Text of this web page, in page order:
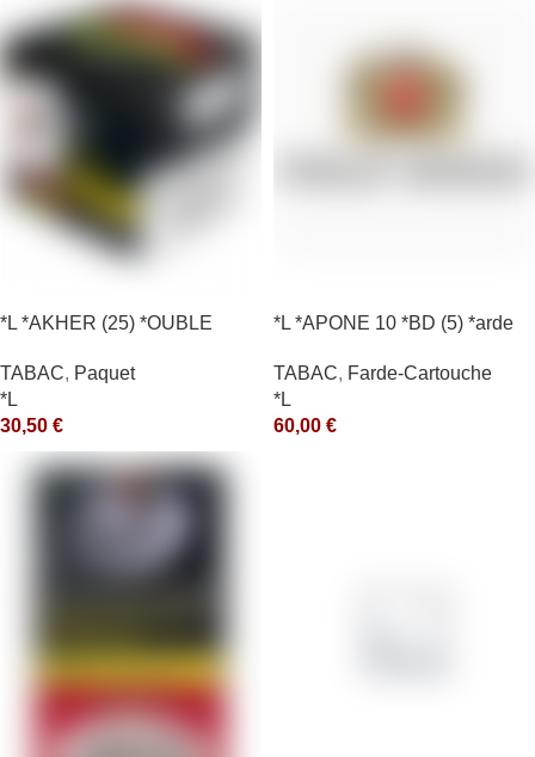
*L *AKHER (25) *OUBLE
TABAC, Paquet
*L
30,50 €
*L *APONE 10 *BD (5) *arde
TABAC, Farde-Cartouche
*L
60,00 €